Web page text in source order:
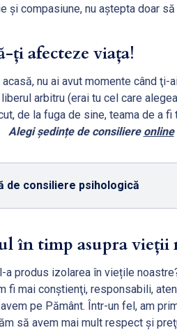
şi compasiune, nu aştepta doar
ți afecteze viața!
nu ai avut momente când
arbitru (erai tu cel care
de la fuga de sine, teama de a fi
Alegi ședințe de consiliere online
de consiliere psihologică
în timp asupra vieții
a produs izolarea în viețile
fi mai conştienţi, responsabili,
pe Pământ. Într-un fel, am
să avem mai mult respect şi